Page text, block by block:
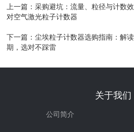
上一篇：采购避坑：流量、粒径与计数
对空气激光粒子计数器
下一篇：尘埃粒子计数器选购指南：解
期，选对不踩雷
关于我们
公司简介